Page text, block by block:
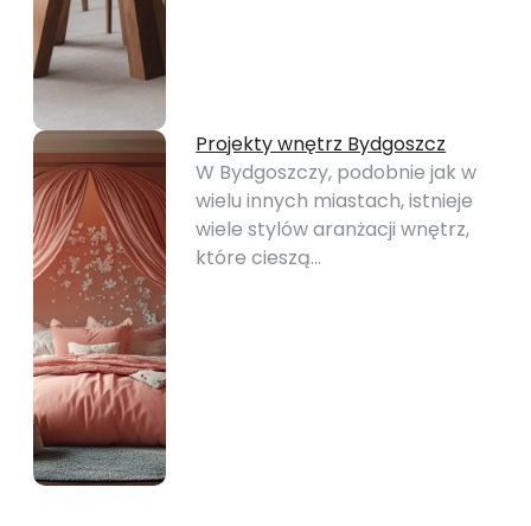
Projekty wnętrz Bydgoszcz
W Bydgoszczy, podobnie jak w
wielu innych miastach, istnieje
wiele stylów aranżacji wnętrz,
które cieszą…